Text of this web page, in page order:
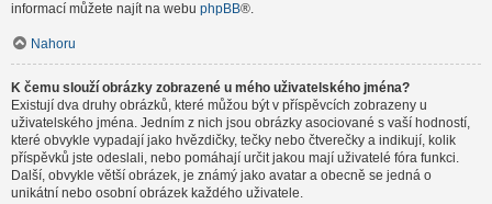
informací můžete najít na webu phpBB®.
Nahoru
K čemu slouží obrázky zobrazené u mého uživatelského jména?
Existují dva druhy obrázků, které můžou být v příspěvcích zobrazeny u
uživatelského jména. Jedním z nich jsou obrázky asociované s vaší hodností,
které obvykle vypadají jako hvězdičky, tečky nebo čtverečky a indikují, kolik
příspěvků jste odeslali, nebo pomáhají určit jakou mají uživatelé fóra funkci.
Další, obvykle větší obrázek, je známý jako avatar a obecně se jedná o
unikátní nebo osobní obrázek každého uživatele.